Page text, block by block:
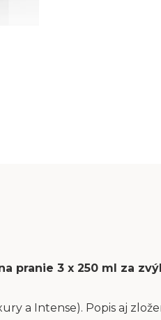
pranie 3 x 250 ml za
a Intense). Popis aj